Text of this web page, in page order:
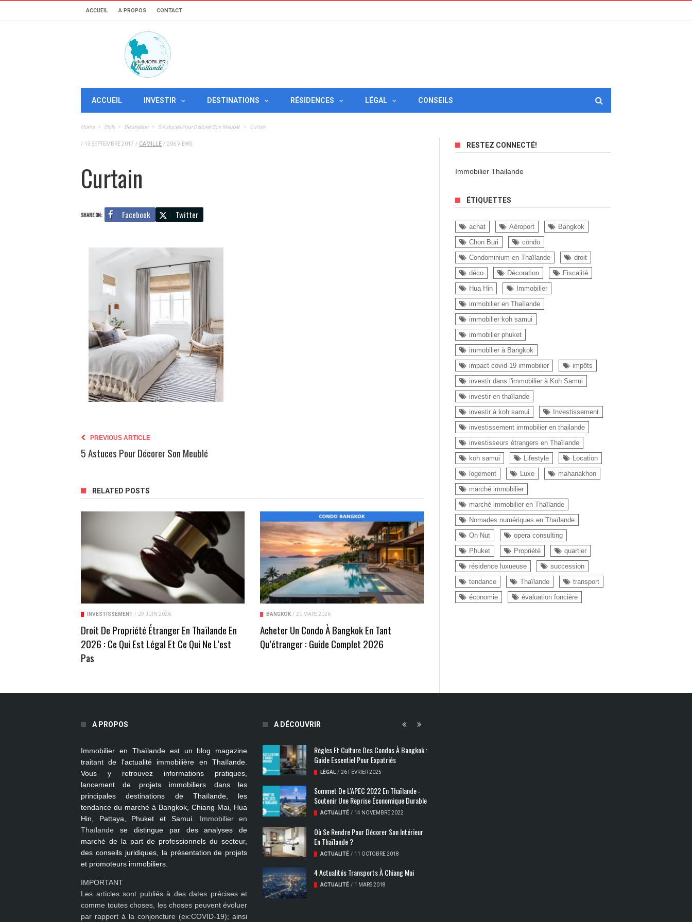
ACCUEIL A PROPOS CONTACT
ACCUEIL INVESTIR DESTINATIONS RÉSIDENCES LÉGAL CONSEILS
Home Style Décoration 5 Astuces Pour Décorer Son Meublé Curtain
/ 13 SEPTEMBRE 2017 / CAMILLE / 206 VIEWS
Curtain
SHARE ON: Facebook Twitter
PREVIOUS ARTICLE
5 Astuces Pour Décorer Son Meublé
RELATED POSTS
INVESTISSEMENT / 29 JUIN 2026
Droit De Propriété Étranger En Thaïlande En
2026 : Ce Qui Est Légal Et Ce Qui Ne L’est
Pas
BANGKOK / 20 MARS 2026
Acheter Un Condo À Bangkok En Tant
Qu’étranger : Guide Complet 2026
RESTEZ CONNECTÉ!
Immobilier Thailande
ÉTIQUETTES
achat Aéroport
Bangkok
Chon Buri
condo
Condominium en Thaïlande
droit
déco
Décoration
Fiscalité
Hua Hin
Immobilier
immobilier en Thaïlande
immobilier koh samui
immobilier phuket
immobilier à Bangkok
impact covid-19 immobilier
impôts
investir dans l'immobilier à Koh Samui
investir en thaïlande
investir à koh samui
Investissement
investissement immobilier en thailande
investisseurs étrangers en Thaïlande
koh samui
Lifestyle
Location
logement
Luxe
mahanakhon
marché immobilier
marché immobilier en Thaïlande
Nomades numériques en Thaïlande
On Nut
opera consulting
Phuket
Propriété
quartier
résidence luxueuse
succession
tendance
Thaïlande
transport
économie
évaluation foncière
A PROPOS
Immobilier en Thaïlandeest un blog magazine
traitant de l'actualité immobilière en Thaïlande.
Vous y retrouvez informations pratiques,
lancement de projets immobiliers dans les
principales destinations de Thaïlande, les
tendance du marché à Bangkok, Chiang Mai, Hua
Hin, Pattaya, Phuket et Samui. Immobilier en
Thaïlande se distingue par des analyses de
marché de la part de professionnels du secteur,
des conseils juridiques, la présentation de projets
et promoteurs immobiliers.
IMPORTANT
Les articles sont publiés à des dates précises et
comme toutes choses, les choses peuvent évoluer
par rapport à la conjoncture (ex:COVID-19); ainsi
A DÉCOUVRIR
Règles Et Culture Des Condos À Bangkok :
Guide Essentiel Pour Expatriés
LÉGAL / 26 FÉVRIER 2025
Sommet De L’APEC 2022 En Thaïlande :
Soutenir Une Reprise Économique Durable
ACTUALITÉ / 14 NOVEMBRE 2022
Où Se Rendre Pour Décorer Son Intérieur
En Thaïlande ?
ACTUALITÉ / 11 OCTOBRE 2018
4 Actualités Transports À Chiang Mai
ACTUALITÉ / 1 MARS 2018